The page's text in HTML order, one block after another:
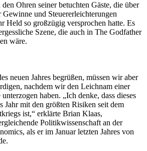
Ohren seiner betuchten Gäste, die über
Gewinne und Steuererleichterungen
Held so großzügig versprochen hatte. Es
Szene, die auch in The Godfather
wäre.
neuen Jahres begrüßen, müssen wir aber
nachdem wir den Leichnam einer
haben. „Ich denke, dass dieses
Jahr mit den größten Risiken seit dem
ist,“ erklärte Brian Klaas,
Politikwissenschaft an der
als er im Januar letzten Jahres von